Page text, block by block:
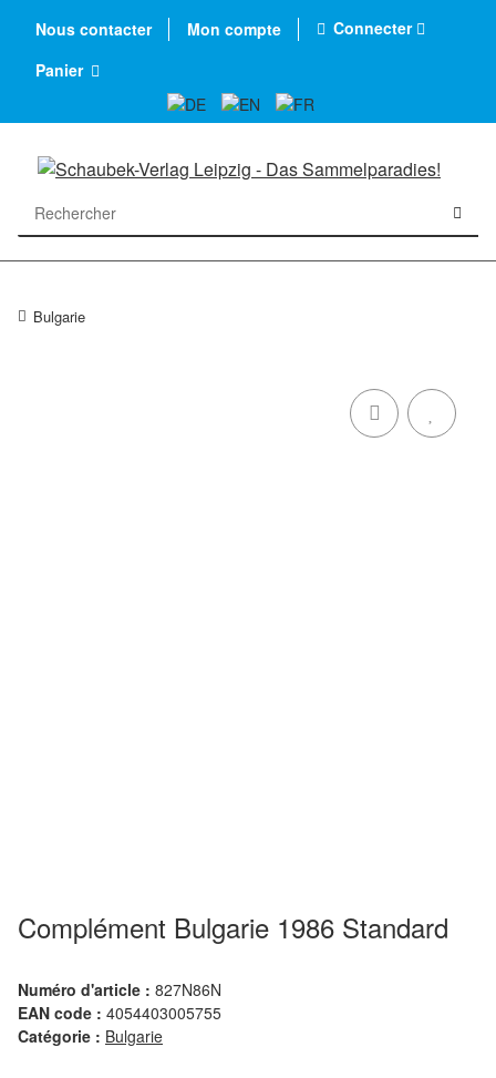
Nous contacter Mon compte
Connecter
Panier
Bulgarie
Complément Bulgarie 1986 Standard
Numéro d'article : 827N86N
EAN code : 4054403005755
Catégorie : Bulgarie